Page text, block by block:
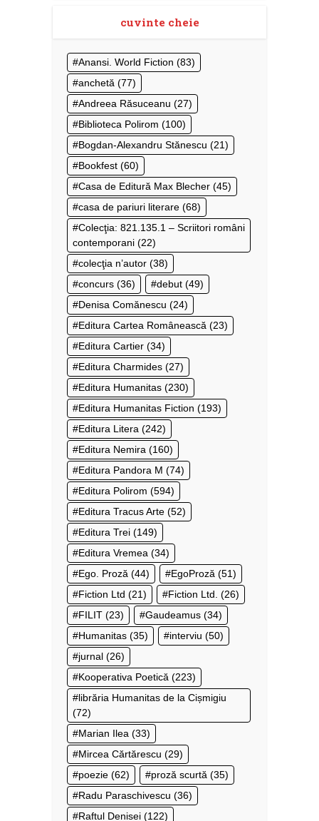
cuvinte cheie
Anansi. World Fiction (83)
anchetă (77)
Andreea Răsuceanu (27)
Biblioteca Polirom (100)
Bogdan-Alexandru Stănescu (21)
Bookfest (60)
Casa de Editură Max Blecher (45)
casa de pariuri literare (68)
Colecţia: 821.135.1 – Scriitori români
contemporani (22)
colecţia n’autor (38)
concurs (36) debut (49)
Denisa Comănescu (24)
Editura Cartea Românească (23)
Editura Cartier (34)
Editura Charmides (27)
Editura Humanitas (230)
Editura Humanitas Fiction (193)
Editura Litera (242)
Editura Nemira (160)
Editura Pandora M (74)
Editura Polirom (594)
Editura Tracus Arte (52)
Editura Trei (149)
Editura Vremea (34)
Ego. Proză (44) EgoProză (51)
Fiction Ltd (21) Fiction Ltd. (26)
FILIT (23) Gaudeamus (34)
Humanitas (35) interviu (50)
jurnal (26)
Kooperativa Poetică (223)
librăria Humanitas de la Cișmigiu
(72)
Marian Ilea (33)
Mircea Cărtărescu (29)
poezie (62) proză scurtă (35)
Radu Paraschivescu (36)
Raftul Denisei (122)